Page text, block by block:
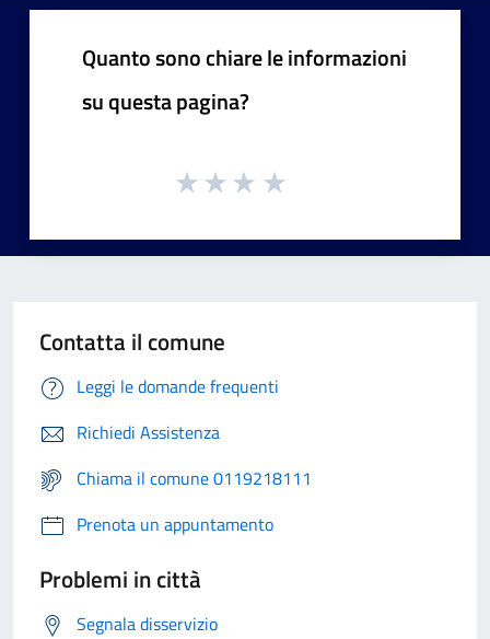
Quanto sono chiare le informazioni
su questa pagina?
Contatta il comune
Leggi le domande frequenti
Richiedi Assistenza
Chiama il comune 0119218111
Prenota un appuntamento
Problemi in città
Segnala disservizio